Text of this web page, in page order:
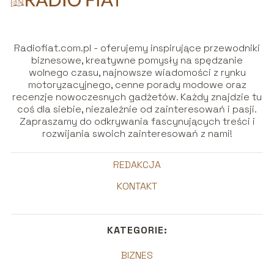
Radiofiat.com.pl - oferujemy inspirujące przewodniki
biznesowe, kreatywne pomysły na spędzanie
wolnego czasu, najnowsze wiadomości z rynku
motoryzacyjnego, cenne porady modowe oraz
recenzje nowoczesnych gadżetów. Każdy znajdzie tu
coś dla siebie, niezależnie od zainteresowań i pasji.
Zapraszamy do odkrywania fascynujących treści i
rozwijania swoich zainteresowań z nami!
REDAKCJA
KONTAKT
KATEGORIE:
BIZNES